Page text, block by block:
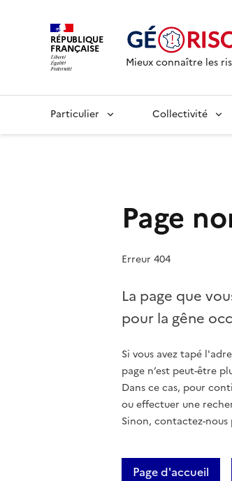
RÉPUBLIQUE
FRANÇAISE
Mieux connaître les
Particulier Collectivité
Page
Erreur 404
La page que
pour la gêne
Si vous avez tapé
page n’est peut-être
Dans ce cas, pour
ou effectuer une
Sinon, contactez-
Page d'accueil